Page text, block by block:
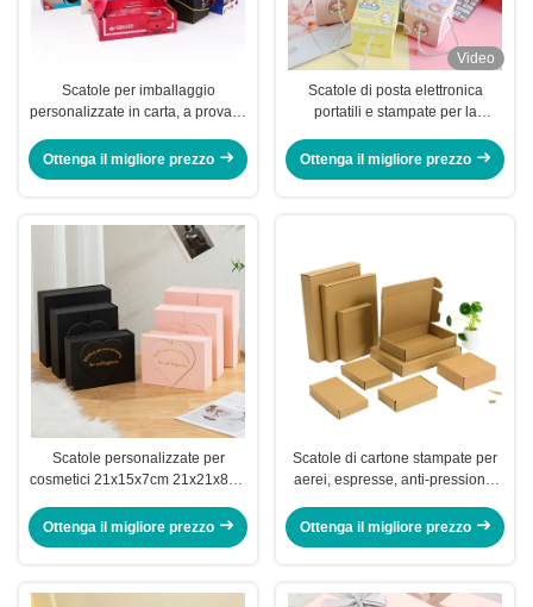
Scatole per imballaggio
personalizzate in carta, a prova di
Ottenga il migliore prezzo
Video
Scatole di posta elettronica
portatili e stampate per la
9,8 x 9,8 x 10 cm
Ottenga il migliore prezzo
Scatole personalizzate per
cosmetici 21x15x7cm 21x21x8cm
Ottenga il migliore prezzo
Scatole di cartone stampate per
aerei, espresse, anti-pressione,
Ottenga il migliore prezzo